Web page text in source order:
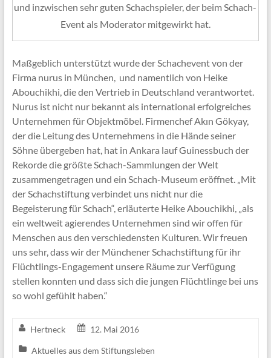
und inzwischen sehr guten Schachspieler, der beim Schach-
Event als Moderator mitgewirkt hat.
Maßgeblich unterstützt wurde der Schachevent von der
Firma nurus in München, und namentlich von Heike
Abouchikhi, die den Vertrieb in Deutschland verantwortet.
Nurus ist nicht nur bekannt als international erfolgreiches
Unternehmen für Objektmöbel. Firmenchef Akın Gökyay,
der die Leitung des Unternehmens in die Hände seiner
Söhne übergeben hat, hat in Ankara lauf Guinessbuch der
Rekorde die größte Schach-Sammlungen der Welt
zusammengetragen und ein Schach-Museum eröffnet. „Mit
der Schachstiftung verbindet uns nicht nur die
Begeisterung für Schach“, erläuterte Heike Abouchikhi, „als
ein weltweit agierendes Unternehmen sind wir offen für
Menschen aus den verschiedensten Kulturen. Wir freuen
uns sehr, dass wir der Münchener Schachstiftung für ihr
Flüchtlings-Engagement unsere Räume zur Verfügung
stellen konnten und dass sich die jungen Flüchtlinge bei uns
so wohl gefühlt haben.“
Hertneck 12. Mai 2016
Aktuelles aus dem Stiftungsleben